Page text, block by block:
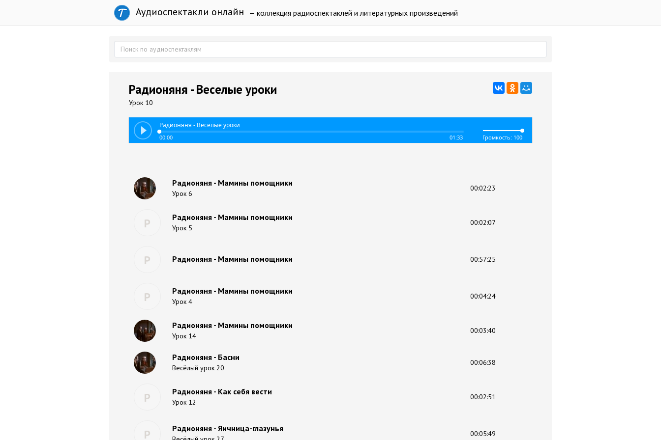
Аудиоспектакли онлайн — коллекция радиоспектаклей и литературных произведений
Радионяня - Веселые уроки
Урок 10
Радионяня - Веселые уроки
00:00 01:33 Громкость: 100
Радионяня - Мамины помощники
Урок 6
00:02:23
Р Радионяня - Мамины помощники
Урок 5
00:02:07
Р Радионяня - Мамины помощники 00:57:25
Р Радионяня - Мамины помощники
Урок 4
00:04:24
Радионяня - Мамины помощники
Урок 14
00:03:40
Радионяня - Басни
Весёлый урок 20
00:06:38
Р Радионяня - Как себя вести
Урок 12
00:02:51
Р Радионяня - Яичница-глазунья
00:05:49